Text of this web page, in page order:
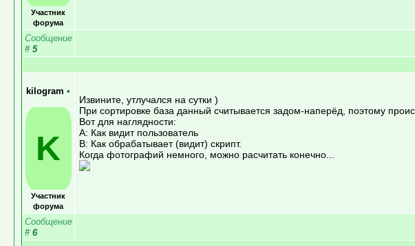
Участник
форума
Сообщение
# 5
kilogram •
K
Участник
форума
Извините, утлучался на сутки )
При сортировке база данный считывается задом-наперёд, поэтому
Вот для наглядности:
А: Как видит пользователь
B: Как обрабатывает (видит) скрипт.
Когда фотографий немного, можно расчитать конечно...
Сообщение
# 6